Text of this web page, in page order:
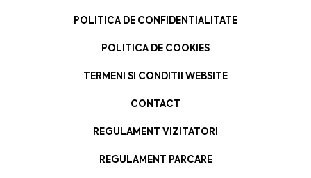
POLITICA DE CONFIDENTIALITATE
POLITICA DE COOKIES
TERMENI SI CONDITII WEBSITE
CONTACT
REGULAMENT VIZITATORI
REGULAMENT PARCARE